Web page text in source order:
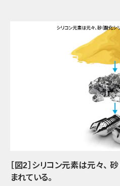
［図2］シリコン元素は元々、 砂
まれている。